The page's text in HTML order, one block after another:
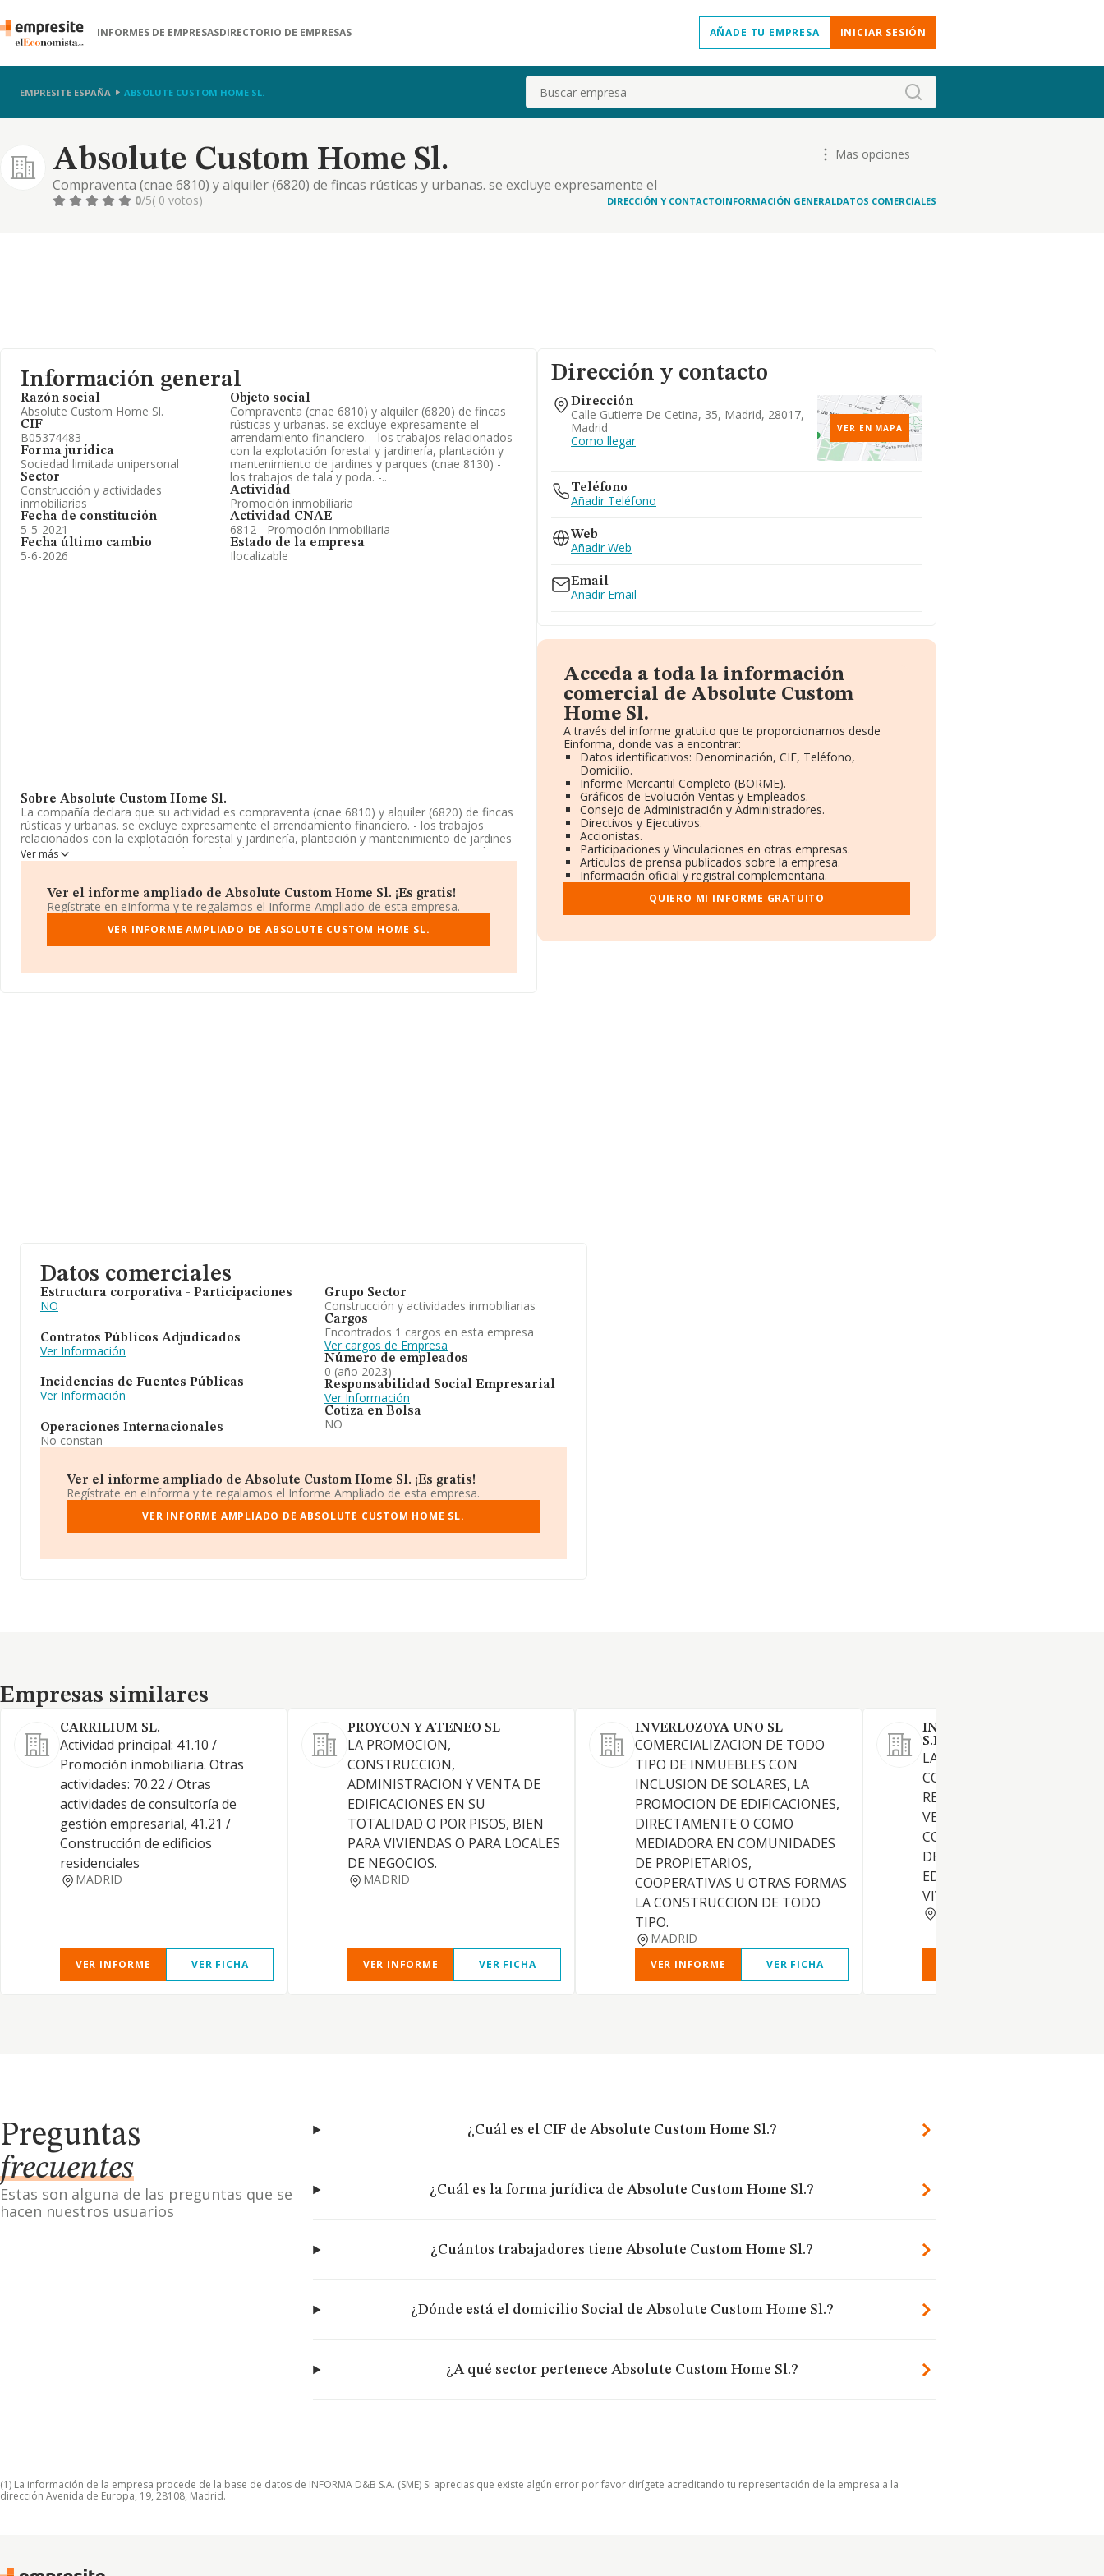
INFORMES DE EMPRESASDIRECTORIO DE EMPRESAS AÑADE TU EMPRESA INICIAR SESIÓN
EMPRESITE ESPAÑA ABSOLUTE CUSTOM HOME SL. Buscar
Absolute Custom Home Sl.
Compraventa (cnae 6810) y alquiler (6820) de fincas rústicas y urbanas. se excluye expresamente el
arrendamiento financiero. - los trabajos relacionados con la explotación forestal y jardinería,
Mas opciones
0/5( 0 votos) DIRECCIÓN Y CONTACTOINFORMACIÓN GENERALDATOS COMERCIALES
Información general
Razón social
Absolute Custom Home Sl.
CIF
B05374483
Forma jurídica
Sociedad limitada unipersonal
Sector
Construcción y actividades
inmobiliarias
Fecha de constitución
5-5-2021
Fecha último cambio
5-6-2026
Objeto social
Compraventa (cnae 6810) y alquiler (6820) de fincas
rústicas y urbanas. se excluye expresamente el
arrendamiento financiero. - los trabajos relacionados
con la explotación forestal y jardinería, plantación y
mantenimiento de jardines y parques (cnae 8130) -
los trabajos de tala y poda. -..
Actividad
Promoción inmobiliaria
Actividad CNAE
6812 - Promoción inmobiliaria
Estado de la empresa
Ilocalizable
Sobre Absolute Custom Home Sl.
La compañía declara que su actividad es compraventa (cnae 6810) y alquiler (6820) de fincas
rústicas y urbanas. se excluye expresamente el arrendamiento financiero. - los trabajos
relacionados con la explotación forestal y jardinería, plantación y mantenimiento de jardines
y parques (cnae 8130) - los trabajos de tala y poda. -. La empresa aparece inscrita en el
Registro Mercantil como Sociedad Limitada. Clasifica su actividad CNAE como '%cnae%',
La sociedad españolaAbsolute Custom Home S.L, NIF B05374483, se encuentra en Calle
Gutierre De Cetina núm. 35, (28017), en el municipio de Madrid, Madrid.
En base a la información de la que dispone INFORMA sobre 231.218 compañías, a nivel
la facturación entre todas las empresas es de 128 mil euros. Respecto a la información de la
Ver más
Ver el informe ampliado de Absolute Custom Home Sl. ¡Es gratis!
Regístrate en eInforma y te regalamos el Informe Ampliado de esta empresa.
VER INFORME AMPLIADO DE ABSOLUTE CUSTOM HOME SL.
Dirección y contacto
Dirección
Calle Gutierre De Cetina, 35, Madrid, 28017,
Madrid
Como llegar
VER EN MAPA
Teléfono
Añadir Teléfono
Web
Añadir Web
Email
Añadir Email
Acceda a toda la información
comercial de Absolute Custom
Home Sl.
A través del informe gratuito que te proporcionamos desde
Einforma, donde vas a encontrar:
Datos identificativos: Denominación, CIF, Teléfono,
Domicilio.
Informe Mercantil Completo (BORME).
Gráficos de Evolución Ventas y Empleados.
Consejo de Administración y Administradores.
Directivos y Ejecutivos.
Accionistas.
Participaciones y Vinculaciones en otras empresas.
Artículos de prensa publicados sobre la empresa.
Información oficial y registral complementaria.
QUIERO MI INFORME GRATUITO
Datos comerciales
Estructura corporativa - Participaciones
NO
Contratos Públicos Adjudicados
Ver Información
Incidencias de Fuentes Públicas
Ver Información
Operaciones Internacionales
No constan
Grupo Sector
Construcción y actividades inmobiliarias
Cargos
Encontrados 1 cargos en esta empresa
Ver cargos de Empresa
Número de empleados
0 (año 2023)
Responsabilidad Social Empresarial
Ver Información
Cotiza en Bolsa
NO
Ver el informe ampliado de Absolute Custom Home Sl. ¡Es gratis!
Regístrate en eInforma y te regalamos el Informe Ampliado de esta empresa.
VER INFORME AMPLIADO DE ABSOLUTE CUSTOM HOME SL.
Empresas similares
Empresas similares
CARRILIUM SL.
Actividad principal: 41.10 /
Promoción inmobiliaria. Otras
actividades: 70.22 / Otras
actividades de consultoría de
gestión empresarial, 41.21 /
Construcción de edificios
residenciales
MADRID
VER INFORME VER FICHA
PROYCON Y ATENEO SL
LA PROMOCION,
CONSTRUCCION,
ADMINISTRACION Y VENTA DE
EDIFICACIONES EN SU
TOTALIDAD O POR PISOS, BIEN
PARA VIVIENDAS O PARA LOCALES
DE NEGOCIOS.
MADRID
VER INFORME VER FICHA
INVERLOZOYA UNO SL
COMERCIALIZACION DE TODO
TIPO DE INMUEBLES CON
INCLUSION DE SOLARES, LA
PROMOCION DE EDIFICACIONES,
DIRECTAMENTE O COMO
MEDIADORA EN COMUNIDADES
DE PROPIETARIOS,
COOPERATIVAS U OTRAS FORMAS
LA CONSTRUCCION DE TODO
TIPO.
MADRID
VER INFORME VER FICHA
INVERSIONES FERRER DEL
S.L.
LA PROMOCION,
CONSTRUCCION,
REHABILITACION,
VENTA, ARRENDAMIENTO,
CONSERVACION Y
DE TODA CLASE DE
EDIFICACIONES
VIVIENDAS, Y OTROS
Preguntas
frecuentes
Estas son alguna de las preguntas que se
hacen nuestros usuarios
¿Cuál es el CIF de Absolute Custom Home Sl.?
¿Cuál es la forma jurídica de Absolute Custom Home Sl.?
¿Cuántos trabajadores tiene Absolute Custom Home Sl.?
¿Dónde está el domicilio Social de Absolute Custom Home Sl.?
¿A qué sector pertenece Absolute Custom Home Sl.?
(1) La información de la empresa procede de la base de datos de INFORMA D&B S.A. (SME) Si aprecias que existe algún error por favor dirígete acreditando tu representación de la empresa a la
dirección Avenida de Europa, 19, 28108, Madrid.